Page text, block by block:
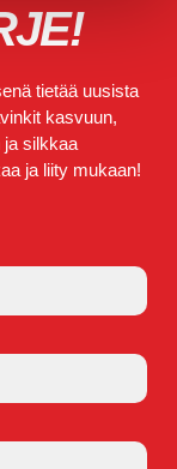
tietää uusista
kasvuun,
ja silkkaa
ja liity mukaan!